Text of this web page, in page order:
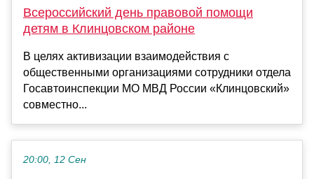
Всероссийский день правовой помощи
детям в Клинцовском районе
В целях активизации взаимодействия с
общественными организациями сотрудники отдела
Госавтоинспекции МО МВД России «Клинцовский»
совместно...
20:00, 12 Сен